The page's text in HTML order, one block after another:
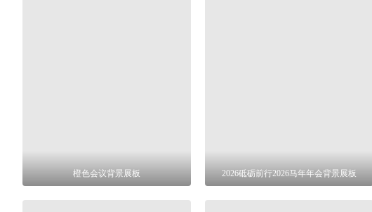
橙色会议背景展板 2026砥砺前行2026马年年会背景展板